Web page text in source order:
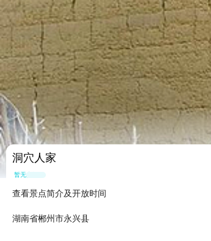
洞穴人家
暂无点评
查看景点简介及开放时间
湖南省郴州市永兴县